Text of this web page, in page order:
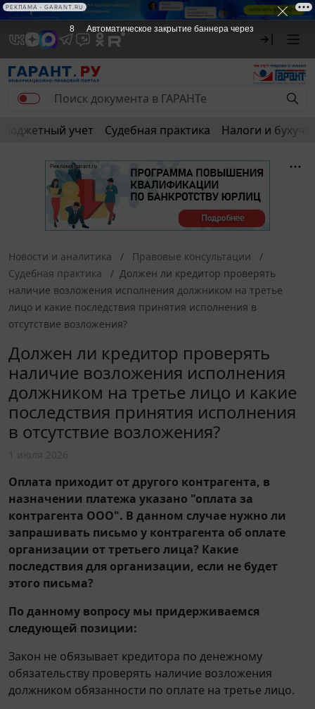
Бюджетный учет Судебная практика Налоги и
Новости и аналитика
Правовые консультации
Судебная практика
Должен ли кредитор проверять
наличие возложения исполнения должником на третье
лицо и какие последствия принятия исполнения в
отсутствие возложения?
Должен ли кредитор проверять
наличие возложения исполнения
должником на третье лицо и какие
последствия принятия исполнения
в отсутствие возложения?
Оплата приходит от другого контрагента, в
назначении платежа указано "оплата за
контрагента ООО". В данном случае нужно ли
запрашивать письмо у контрагента об оплате
организации от третьего лица? Какие
последствия для организации, если не будет
этого письма?
По данному вопросу мы придерживаемся
следующей позиции:
Закон не обязывает кредитора по денежному
обязательству проверять наличие возложения
должником обязанности по оплате на третье лицо.
7 Автоматическое закрытие баннера через
РЕКЛАМА • GARANT.RU